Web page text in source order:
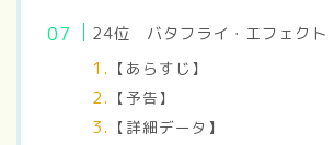
24位 バタフライ・エフェクト
【あらすじ】
【予告】
【詳細データ】